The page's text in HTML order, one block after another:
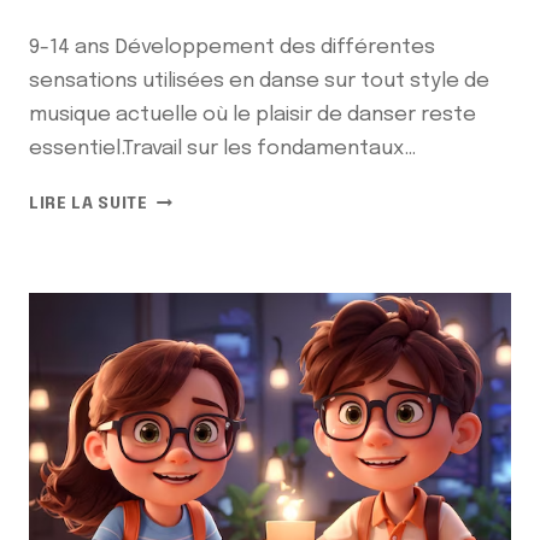
9-14 ans Développement des différentes
sensations utilisées en danse sur tout style de
musique actuelle où le plaisir de danser reste
essentiel.Travail sur les fondamentaux…
LIRE LA SUITE